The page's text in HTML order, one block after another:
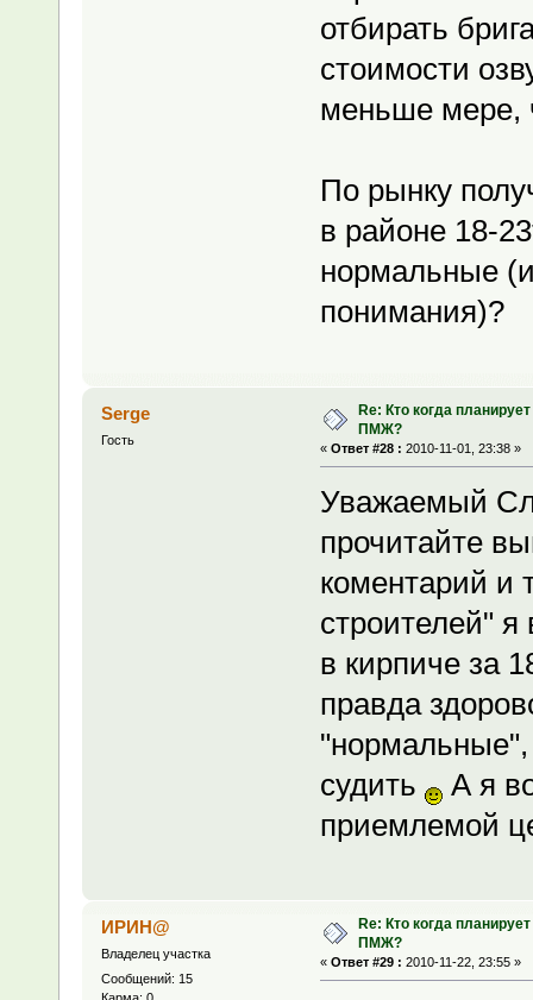
отбирать
стоимости
меньше мере,
По рынку
в районе 18-
нормальные
понимания)?
Serge
Гость
Re: Кто когда
ПМЖ?
« Ответ #28 : 2010-11-01, 23:38 »
Уважаемый
прочитайте
коментарий и
строителей" я
в кирпиче за
правда
судить
А я
приемлемой
ИРИН@
Владелец участка
Сообщений: 15
Re: Кто когда
ПМЖ?
« Ответ #29 : 2010-11-22, 23:55 »